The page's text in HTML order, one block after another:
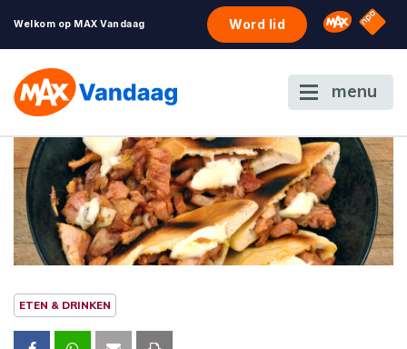
Welkom op MAX Vandaag Word lid Omroep
NPO
menu
ETEN & DRINKEN